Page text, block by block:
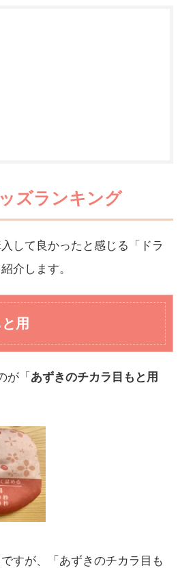
ズランキング
して良かったと感じる「ドラ
介します。
用
が「 あずきのチカラ目もと用
すが、「あずきのチカラ目も